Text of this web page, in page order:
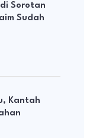
Sorotan
Sudah
Kantah